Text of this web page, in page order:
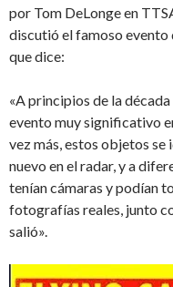
por Tom DeLonge en
discutió el famoso evento
que dice:
«A principios de la
evento muy significativo
vez más, estos objetos
nuevo en el radar, y a
tenían cámaras y podían
fotografías reales, junto
salió».